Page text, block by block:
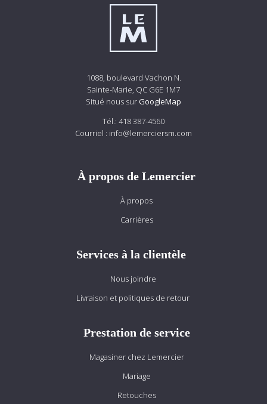
1088, boulevard Vachon N.
Sainte-Marie, QC G6E 1M7
Situé nous sur GoogleMap
Tél.: 418 387-4560
Courriel : info@lemerciersm.com
À propos de Lemercier
À propos
Carrières
Services à la clientèle
Nous joindre
Livraison et politiques de retour
Prestation de service
Magasiner chez Lemercier
Mariage
Retouches